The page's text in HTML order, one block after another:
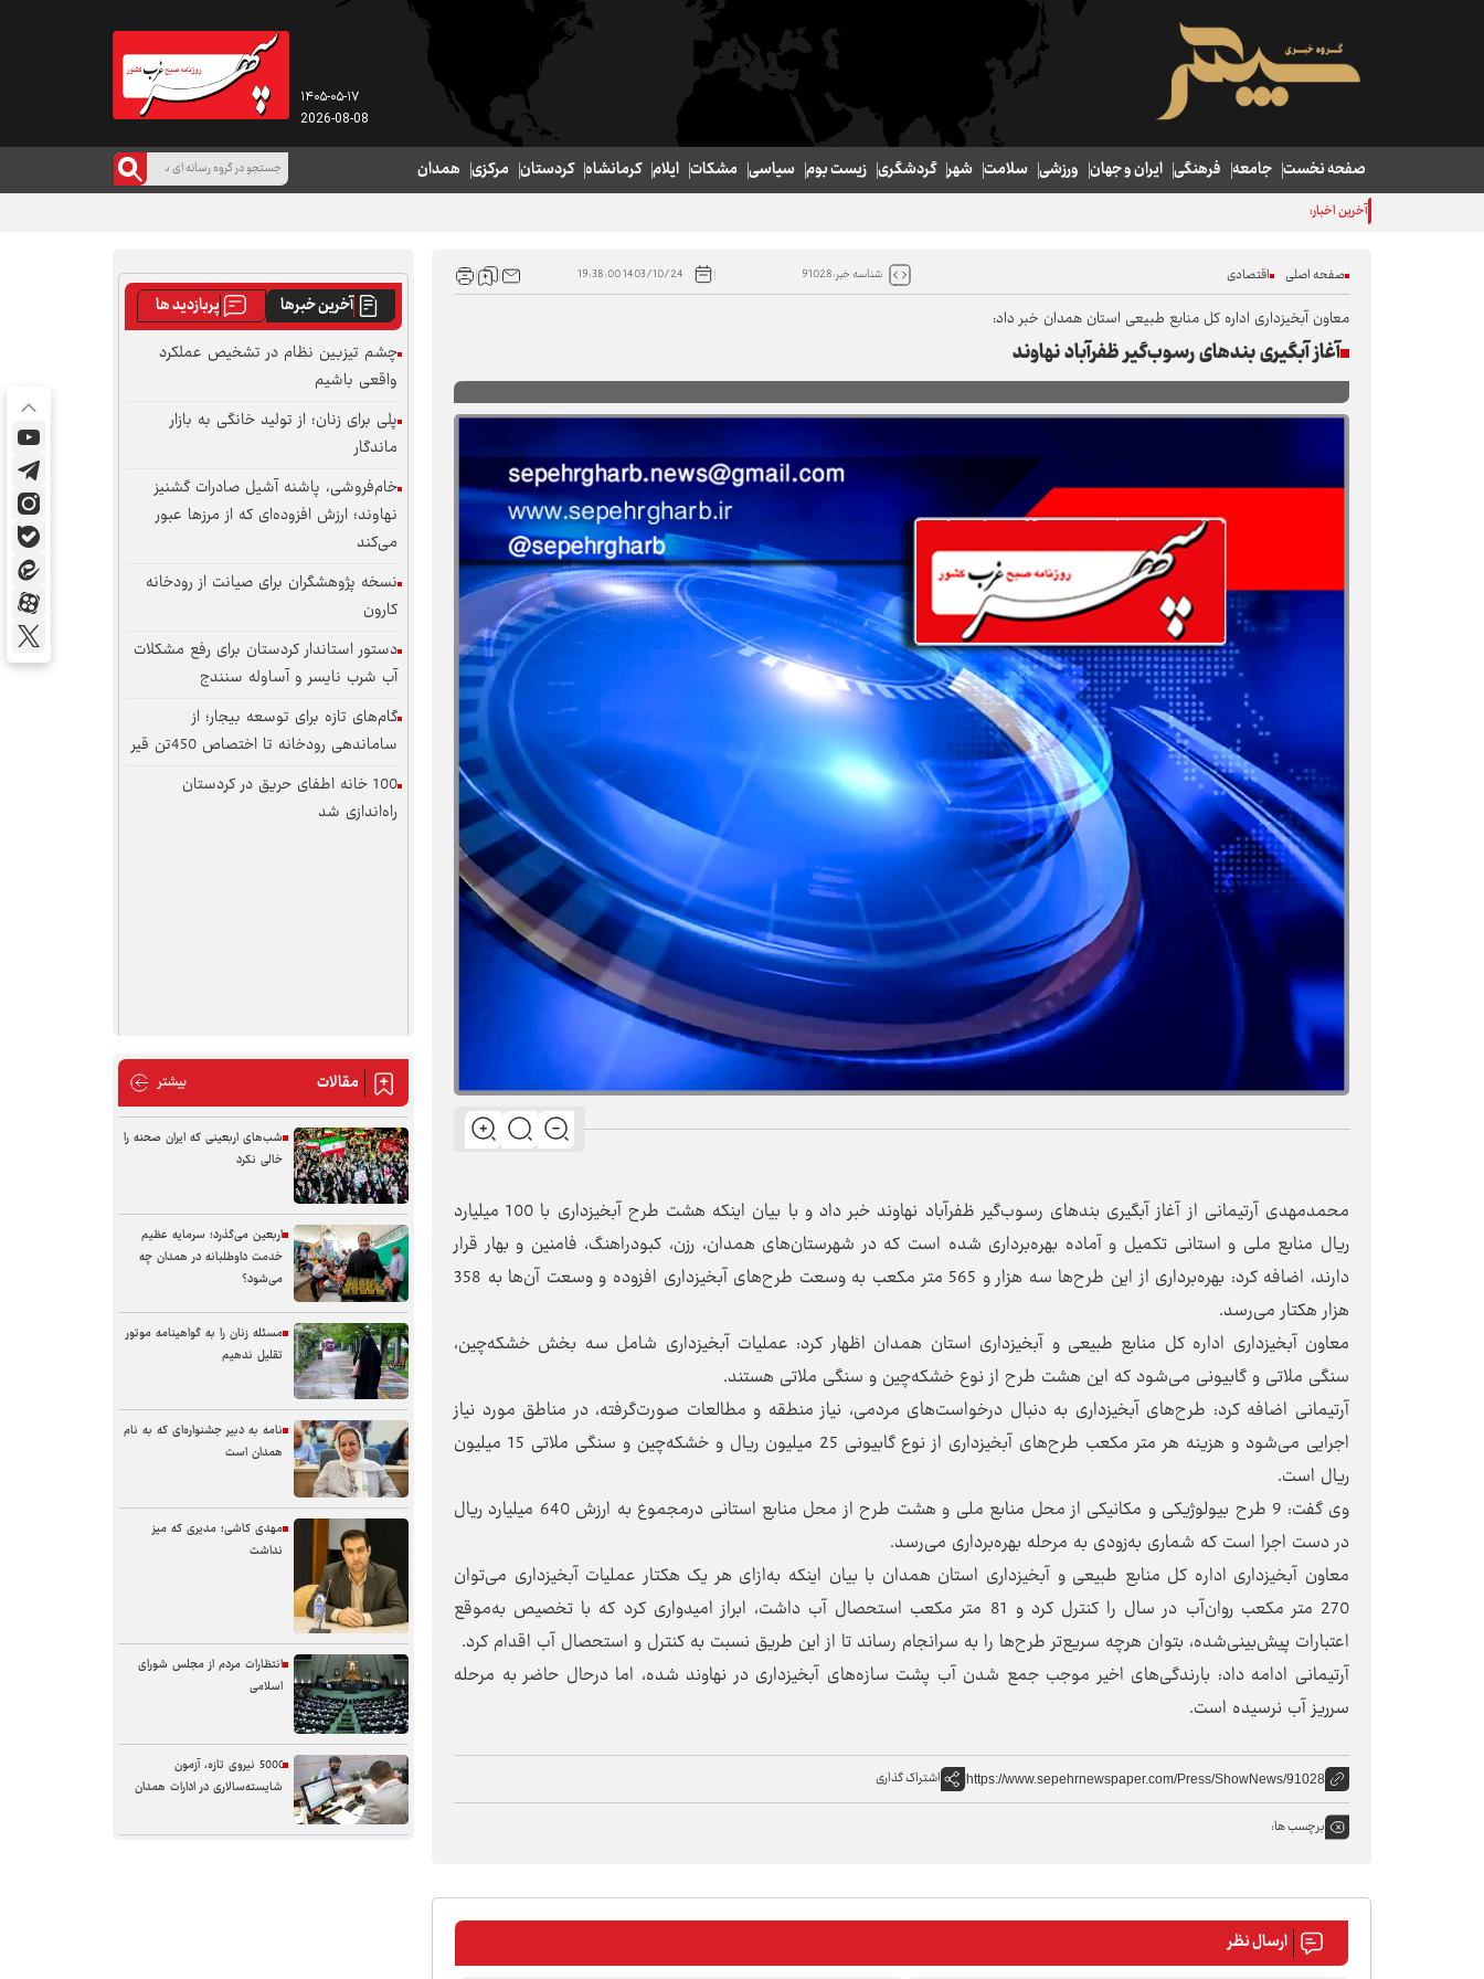
۱۴۰۵-۰۵-۱۷
2026-08-08
صفحه نخست جامعه فرهنگی ایران و جهان ورزشی سلامت شهر گردشگری زیست بوم سیاسی مشکات ایلام کرمانشاه کردستان مرکزی همدان
آخرین اخبار:
صفحه اصلی اقتصادی شناسه خبر:91028 1403/10/24 19:38:00
معاون آبخیزداری اداره کل منابع طبیعی استان همدان خبر داد:
آغاز آبگیری بندهای رسوب‌گیر ظفرآباد نهاوند
محمدمهدی آرتیمانی از آغاز آبگیری بندهای رسوب‌گیر ظفرآباد نهاوند خبر داد و با بیان اینکه هشت طرح آبخیزداری با 100 میلیارد
ریال منابع ملی و استانی تکمیل و آماده بهره‌برداری شده است که در شهرستان‌های همدان، رزن، کبودراهنگ، فامنین و بهار قرار
دارند، اضافه کرد: بهره‌برداری از این طرح‌ها سه هزار و 565 متر مکعب به وسعت طرح‌های آبخیزداری افزوده و وسعت آن‌ها به 358
هزار هکتار می‌رسد.
معاون آبخیزداری اداره کل منابع طبیعی و آبخیزداری استان همدان اظهار کرد: عملیات آبخیزداری شامل سه بخش خشکه‌چین،
سنگی ملاتی و گابیونی می‌شود که این هشت طرح از نوع خشکه‌چین و سنگی ملاتی هستند.
آرتیمانی اضافه کرد: طرح‌های آبخیزداری به دنبال درخواست‌های مردمی، نیاز منطقه و مطالعات صورت‌گرفته، در مناطق مورد نیاز
اجرایی می‌شود و هزینه هر متر مکعب طرح‌های آبخیزداری از نوع گابیونی 25 میلیون ریال و خشکه‌چین و سنگی ملاتی 15 میلیون
ریال است.
وی گفت: 9 طرح بیولوژیکی و مکانیکی از محل منابع ملی و هشت طرح از محل منابع استانی درمجموع به ارزش 640 میلیارد ریال
در دست اجرا است که شماری به‌زودی به مرحله بهره‌برداری می‌رسد.
معاون آبخیزداری اداره کل منابع طبیعی و آبخیزداری استان همدان با بیان اینکه به‌ازای هر یک هکتار عملیات آبخیزداری می‌توان
270 متر مکعب روان‌آب در سال را کنترل کرد و 81 متر مکعب استحصال آب داشت، ابراز امیدواری کرد که با تخصیص به‌موقع
اعتبارات پیش‌بینی‌شده، بتوان هرچه سریع‌تر طرح‌ها را به سرانجام رساند تا از این طریق نسبت به کنترل و استحصال آب اقدام کرد.
آرتیمانی ادامه داد: بارندگی‌های اخیر موجب جمع شدن آب پشت سازه‌های آبخیزداری در نهاوند شده، اما درحال حاضر به مرحله
سرریز آب نرسیده است.
https://www.sepehrnewspaper.com/Press/ShowNews/91028 اشتراک گذاری
برچسب ها:
ارسال نظر
آخرین خبرها
پربازدید ها
چشم تیزبین نظام در تشخیص عملکرد
واقعی باشیم
پلی برای زنان؛ از تولید خانگی به بازار
ماندگار
خام‌فروشی، پاشنه آشیل صادرات گشنیز
نهاوند؛ ارزش افزوده‌ای که از مرزها عبور
می‌کند
نسخه پژوهشگران برای صیانت از رودخانه
کارون
دستور استاندار کردستان برای رفع مشکلات
آب شرب نایسر و آساوله سنندج
گام‌های تازه برای توسعه بیجار؛ از
ساماندهی رودخانه تا اختصاص 450تن قیر
100 خانه اطفای حریق در کردستان
راه‌اندازی شد
مقالات بیشتر مقالات
شب‌های اربعینی که ایران صحنه را
خالی نکرد
اربعین می‌گذرد؛ سرمایه عظیم
خدمت داوطلبانه در همدان چه
می‌شود؟
مسئله زنان را به گواهینامه موتور
تقلیل ندهیم
نامه به دبیر جشنواره‌ای که به نام
همدان است
مهدی کاشی؛ مدیری که میز
نداشت
انتظارات مردم از مجلس شورای
اسلامی
5000 نیروی تازه، آزمون
شایسته‌سالاری در ادارات همدان